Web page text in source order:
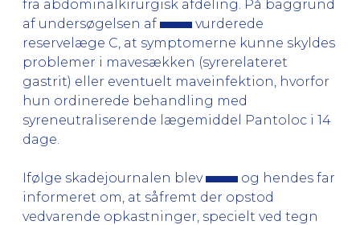
fra abdominalkirurgisk afdeling. På baggrund
af undersøgelsen af
vurderede
reservelæge C, at symptomerne kunne skyldes
problemer i mavesækken (syrerelateret
gastrit) eller eventuelt maveinfektion, hvorfor
hun ordinerede behandling med
syreneutraliserende lægemiddel Pantoloc i 14
dage.
Ifølge skadejournalen blev
og hendes far
informeret om, at såfremt der opstod
vedvarende opkastninger, specielt ved tegn